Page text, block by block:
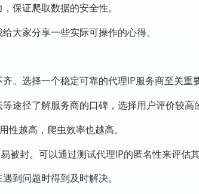
保证爬取数据的安全性。
大家分享一些实际可操作的心得。
。选择一个稳定可靠的代理IP服务商至关重
途径了解服务商的口碑，选择用户评价较高
性越高，爬虫效率也越高。
被封。可以通过测试代理IP的匿名性来评估其
到问题时得到及时解决。